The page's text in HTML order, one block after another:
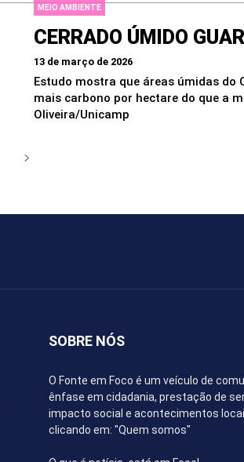
MEIO AMBIENTE
CERRADO ÚMIDO
13 de março de 2026
Estudo mostra que áreas úmidas do
mais carbono por hectare do que a
Oliveira/Unicamp
SOBRE NÓS
O Fonte em Foco é um veículo de
ênfase em cidadania, prestação de
impacto social e acontecimentos
clicando em: "Quem somos"